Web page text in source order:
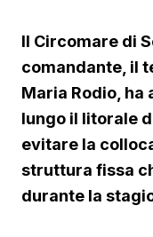
Il Circomare di
comandante, il
Maria Rodio, ha
lungo il litorale
evitare la
struttura fissa
durante la